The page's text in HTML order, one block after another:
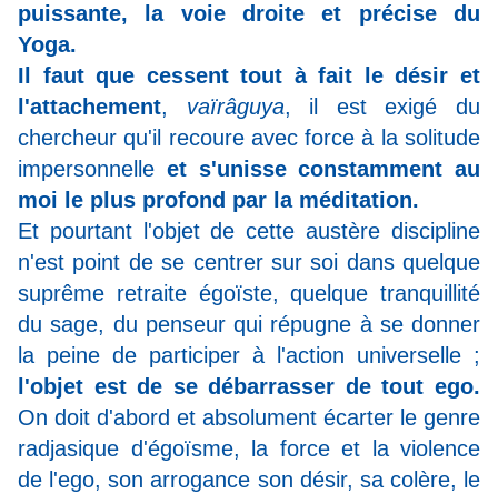
puissante, la voie droite et précise du
Yoga.
Il faut que cessent tout à fait le désir et
l'attachement, vaïrâguya, il est exigé du
chercheur qu'il recoure avec force à la solitude
impersonnelle et s'unisse constamment au
moi le plus profond par la méditation.
Et pourtant l'objet de cette austère discipline
n'est point de se centrer sur soi dans quelque
suprême retraite égoïste, quelque tranquillité
du sage, du penseur qui répugne à se donner
la peine de participer à l'action universelle ;
l'objet est de se débarrasser de tout ego.
On doit d'abord et absolument écarter le genre
radjasique d'égoïsme, la force et la violence
de l'ego, son arrogance son désir, sa colère, le